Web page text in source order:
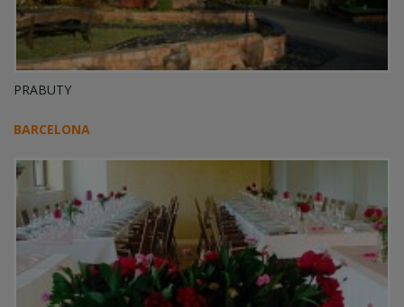
PRABUTY
BARCELONA